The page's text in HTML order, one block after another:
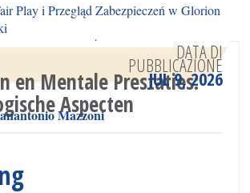
Play i Przegląd Zabezpieczeń w Glorion
– Nədir, Necə İşləyir və Nə Təklif Edir >
en Mentale Prestaties:
Aspecten
Mazzoni
DATA DI
PUBBLICAZIONE
JUL 9, 2026